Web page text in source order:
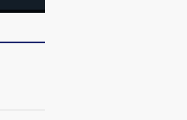
住三大增长引擎是什么？